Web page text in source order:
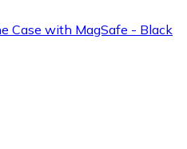
Case with MagSafe - Black